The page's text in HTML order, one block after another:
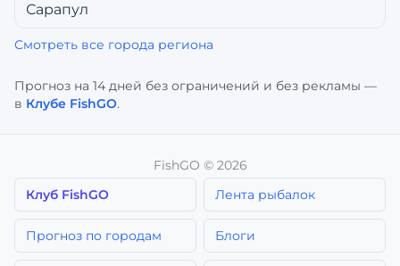
Сарапул
Смотреть все города региона
Прогноз на 14 дней без ограничений и без рекламы —
в Клубе FishGO.
FishGO © 2026
Клуб FishGO
Лента рыбалок
Прогноз по городам Блоги